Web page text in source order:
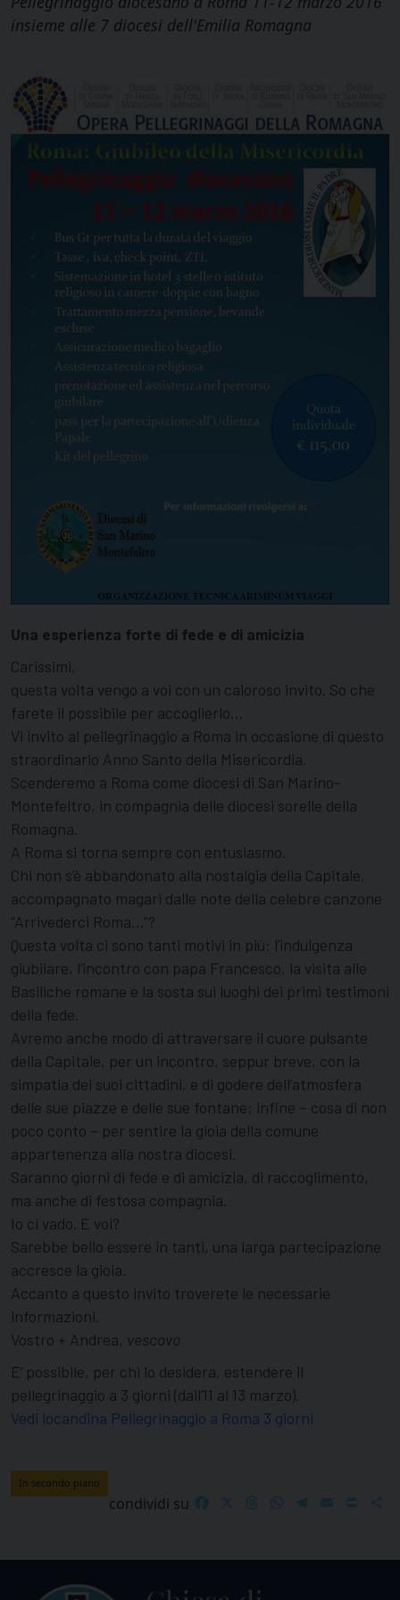
insieme alle 7 diocesi dell'Emilia Romagna
Una esperienza forte di fede e di amicizia
Carissimi,
questa volta vengo a voi con un caloroso invito. So che
farete il possibile per accoglierlo…
Vi invito al pellegrinaggio a Roma in occasione di questo
straordinario Anno Santo della Misericordia.
Scenderemo a Roma come diocesi di San Marino-
Montefeltro, in compagnia delle diocesi sorelle della
Romagna.
A Roma si torna sempre con entusiasmo.
Chi non s’è abbandonato alla nostalgia della Capitale,
accompagnato magari dalle note della celebre canzone
“Arrivederci Roma…”?
Questa volta ci sono tanti motivi in più: l’indulgenza
giubilare, l’incontro con papa Francesco, la visita alle
Basiliche romane e la sosta sui luoghi dei primi testimoni
della fede.
Avremo anche modo di attraversare il cuore pulsante
della Capitale, per un incontro, seppur breve, con la
simpatia dei suoi cittadini, e di godere dell’atmosfera
delle sue piazze e delle sue fontane; infine – cosa di non
poco conto – per sentire la gioia della comune
appartenenza alla nostra diocesi.
Saranno giorni di fede e di amicizia, di raccoglimento,
ma anche di festosa compagnia.
Io ci vado. E voi?
Sarebbe bello essere in tanti, una larga partecipazione
accresce la gioia.
Accanto a questo invito troverete le necessarie
informazioni.
Vostro + Andrea, vescovo
E’ possibile, per chi lo desidera, estendere il
pellegrinaggio a 3 giorni (dall’11 al 13 marzo).
Vedi locandina Pellegrinaggio a Roma 3 giorni
In secondo piano
condividi su FacebookThreadsWhatsApp
Telegram
EmailPrint